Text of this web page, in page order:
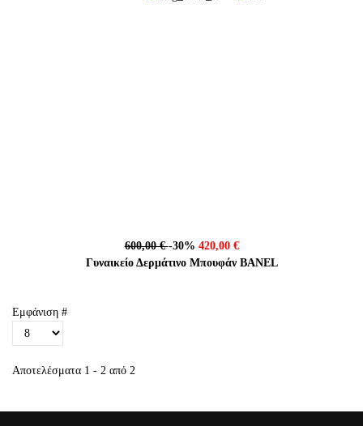
600,00 €-30% 420,00 €
Γυναικείο Δερμάτινο Μπουφάν BANEL
Εμφάνιση #
Αποτελέσματα 1 - 2 από 2